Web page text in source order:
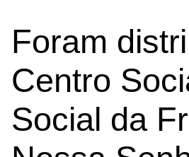
Foram
Centro
Social da